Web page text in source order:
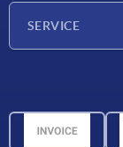
SERVICE
Matériaux